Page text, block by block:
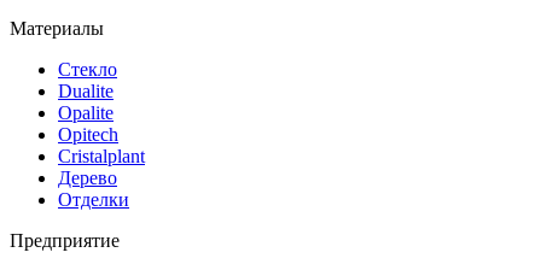
Материалы
Стекло
Dualite
Opalite
Opitech
Cristalplant
Дерево
Отделки
Предприятие